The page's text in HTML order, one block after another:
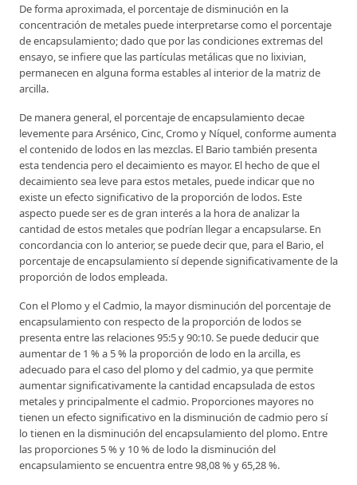
De forma aproximada, el porcentaje de disminución en la
concentración de metales puede interpretarse como el porcentaje
de encapsulamiento; dado que por las condiciones extremas del
ensayo, se infiere que las partículas metálicas que no lixivian,
permanecen en alguna forma estables al interior de la matriz de
arcilla.
De manera general, el porcentaje de encapsulamiento decae
levemente para Arsénico, Cinc, Cromo y Níquel, conforme aumenta
el contenido de lodos en las mezclas. El Bario también presenta
esta tendencia pero el decaimiento es mayor. El hecho de que el
decaimiento sea leve para estos metales, puede indicar que no
existe un efecto significativo de la proporción de lodos. Este
aspecto puede ser es de gran interés a la hora de analizar la
cantidad de estos metales que podrían llegar a encapsularse. En
concordancia con lo anterior, se puede decir que, para el Bario, el
porcentaje de encapsulamiento sí depende significativamente de la
proporción de lodos empleada.
Con el Plomo y el Cadmio, la mayor disminución del porcentaje de
encapsulamiento con respecto de la proporción de lodos se
presenta entre las relaciones 95:5 y 90:10. Se puede deducir que
aumentar de 1 % a 5 % la proporción de lodo en la arcilla, es
adecuado para el caso del plomo y del cadmio, ya que permite
aumentar significativamente la cantidad encapsulada de estos
metales y principalmente el cadmio. Proporciones mayores no
tienen un efecto significativo en la disminución de cadmio pero sí
lo tienen en la disminución del encapsulamiento del plomo. Entre
las proporciones 5 % y 10 % de lodo la disminución del
encapsulamiento se encuentra entre 98,08 % y 65,28 %.